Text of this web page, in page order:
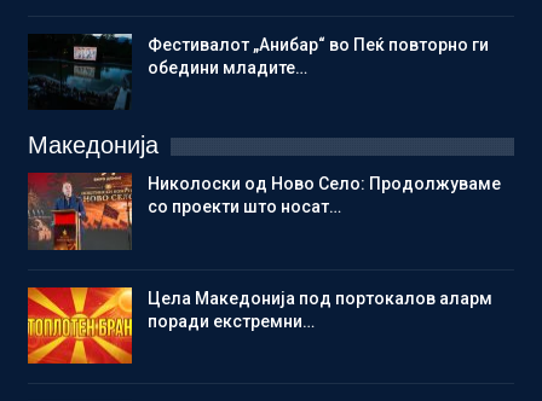
Фестивалот „Анибар“ во Пеќ повторно ги
обедини младите…
Македонија
Николоски од Ново Село: Продолжуваме
со проекти што носат…
Цела Македонија под портокалов аларм
поради екстремни…